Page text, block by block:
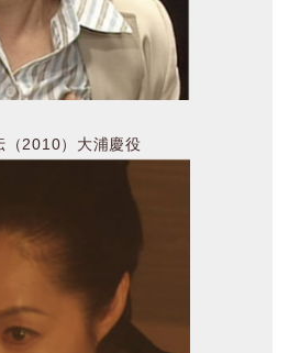
2010）大浦慶役